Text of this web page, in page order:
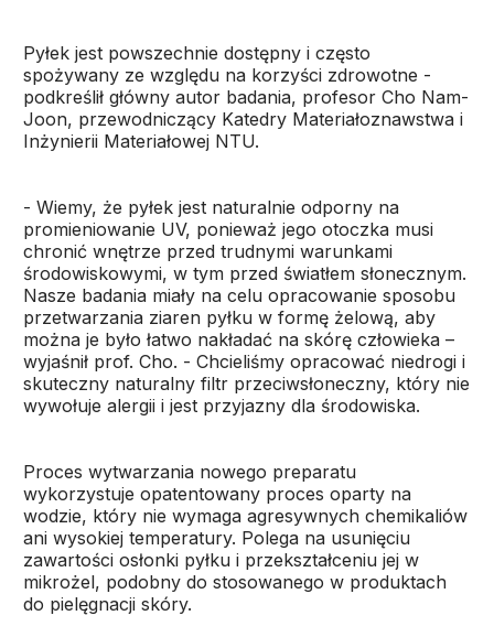
Pyłek jest powszechnie dostępny i często
spożywany ze względu na korzyści zdrowotne -
podkreślił główny autor badania, profesor Cho Nam-
Joon, przewodniczący Katedry Materiałoznawstwa i
Inżynierii Materiałowej NTU.
- Wiemy, że pyłek jest naturalnie odporny na
promieniowanie UV, ponieważ jego otoczka musi
chronić wnętrze przed trudnymi warunkami
środowiskowymi, w tym przed światłem słonecznym.
Nasze badania miały na celu opracowanie sposobu
przetwarzania ziaren pyłku w formę żelową, aby
można je było łatwo nakładać na skórę człowieka –
wyjaśnił prof. Cho. - Chcieliśmy opracować niedrogi i
skuteczny naturalny filtr przeciwsłoneczny, który nie
wywołuje alergii i jest przyjazny dla środowiska.
Proces wytwarzania nowego preparatu
wykorzystuje opatentowany proces oparty na
wodzie, który nie wymaga agresywnych chemikaliów
ani wysokiej temperatury. Polega na usunięciu
zawartości osłonki pyłku i przekształceniu jej w
mikrożel, podobny do stosowanego w produktach
do pielęgnacji skóry.